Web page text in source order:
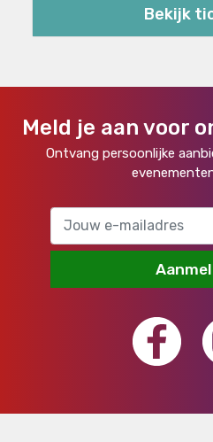
Bekijk
Meld je aan voor
Ontvang persoonlijke